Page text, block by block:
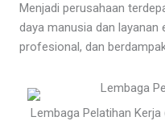
Menjadi perusahaan
daya manusia dan
profesional, dan
Lembaga Pelatihan